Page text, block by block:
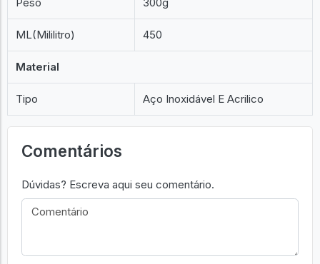
ML(Mililitro) 450
Material
Tipo Aço Inoxidável E Acrilico
Comentários
Dúvidas? Escreva aqui seu comentário.